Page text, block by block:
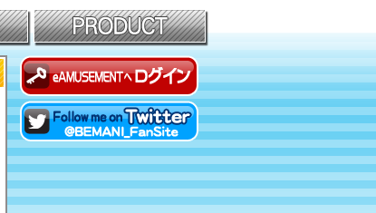
eAMUSEMENTにログイン
Twitterでファンサイトアカ
ウントをフォロー！